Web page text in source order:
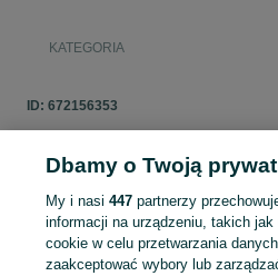
KATEGORIA
ID: 672156353
Zaloguj się lub załóż konto na
sprzedającym
Dbamy o Twoją
My i nasi447 partnerzy
informacji na urządzeniu, takich
cookie w celu przetwarzania
zaakceptować wybory lub